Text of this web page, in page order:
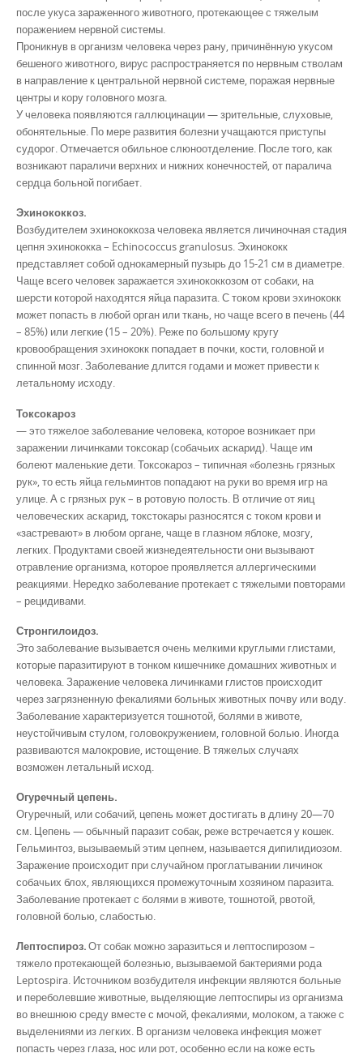
после укуса зараженного животного, протекающее с тяжелым
поражением нервной системы.
Проникнув в организм человека через рану, причинённую укусом
бешеного животного, вирус распространяется по нервным стволам
в направление к центральной нервной системе, поражая нервные
центры и кору головного мозга.
У человека появляются галлюцинации — зрительные, слуховые,
обонятельные. По мере развития болезни учащаются приступы
судорог. Отмечается обильное слюноотделение. После того, как
возникают параличи верхних и нижних конечностей, от паралича
сердца больной погибает.
Эхинококкоз.
Возбудителем эхинококкоза человека является личиночная стадия
цепня эхинококка – Echinococcus granulosus. Эхинококк
представляет собой однокамерный пузырь до 15-21 см в диаметре.
Чаще всего человек заражается эхинококкозом от собаки, на
шерсти которой находятся яйца паразита. С током крови эхинококк
может попасть в любой орган или ткань, но чаще всего в печень (44
– 85%) или легкие (15 – 20%). Реже по большому кругу
кровообращения эхинококк попадает в почки, кости, головной и
спинной мозг. Заболевание длится годами и может привести к
летальному исходу.
Токсокароз
— это тяжелое заболевание человека, которое возникает при
заражении личинками токсокар (собачьих аскарид). Чаще им
болеют маленькие дети. Токсокароз – типичная «болезнь грязных
рук», то есть яйца гельминтов попадают на руки во время игр на
улице. А с грязных рук – в ротовую полость. В отличие от яиц
человеческих аскарид, токстокары разносятся с током крови и
«застревают» в любом органе, чаще в глазном яблоке, мозгу,
легких. Продуктами своей жизнедеятельности они вызывают
отравление организма, которое проявляется аллергическими
реакциями. Нередко заболевание протекает с тяжелыми повторами
– рецидивами.
Стронгилоидоз.
Это заболевание вызывается очень мелкими круглыми глистами,
которые паразитируют в тонком кишечнике домашних животных и
человека. Заражение человека личинками глистов происходит
через загрязненную фекалиями больных животных почву или воду.
Заболевание характеризуется тошнотой, болями в животе,
неустойчивым стулом, головокружением, головной болью. Иногда
развиваются малокровие, истощение. В тяжелых случаях
возможен летальный исход.
Огуречный цепень.
Огуречный, или собачий, цепень может достигать в длину 20—70
см. Цепень — обычный паразит собак, реже встречается у кошек.
Гельминтоз, вызываемый этим цепнем, называется дипилидиозом.
Заражение происходит при случайном проглатывании личинок
собачьих блох, являющихся промежуточным хозяином паразита.
Заболевание протекает с болями в животе, тошнотой, рвотой,
головной болью, слабостью.
Лептоспироз.От собак можно заразиться и лептоспирозом –
тяжело протекающей болезнью, вызываемой бактериями рода
Leptospira. Источником возбудителя инфекции являются больные
и переболевшие животные, выделяющие лептоспиры из организма
во внешнюю среду вместе с мочой, фекалиями, молоком, а также с
выделениями из легких. В организм человека инфекция может
попасть через глаза, нос или рот, особенно если на коже есть